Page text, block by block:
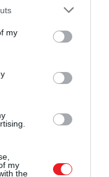
one or more Google
You may click to
third-party tags to
in below Google
my
my
the
megosztott bejegyzés
kortárs művészet,